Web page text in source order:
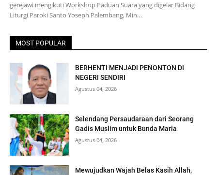
gerejawi mengikuti Workshop Paduan Suara yang digelar Bidang
Liturgi Paroki Santo Yoseph Palembang, Min…
MOST POPULAR
BERHENTI MENJADI PENONTON DI
NEGERI SENDIRI
Agustus 04, 2026
Selendang Persaudaraan dari Seorang
Gadis Muslim untuk Bunda Maria
Agustus 04, 2026
Mewujudkan Wajah Belas Kasih Allah,